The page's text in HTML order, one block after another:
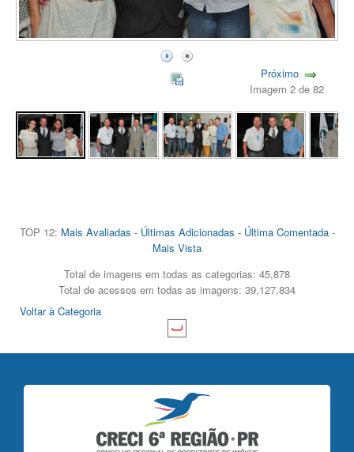
Próximo
Imagem 2 de 82
TOP 12: Mais Avaliadas - Últimas Adicionadas - Última Comentada-
Mais Vista
Total de imagens em todas as categorias: 45,878
Total de acessos em todas as imagens: 39,127,834
Voltar à Categoria